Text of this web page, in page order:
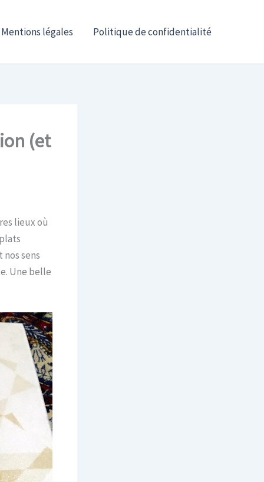
Mentions légales Politique de confidentialité
(et
lieux où
sens
Une belle